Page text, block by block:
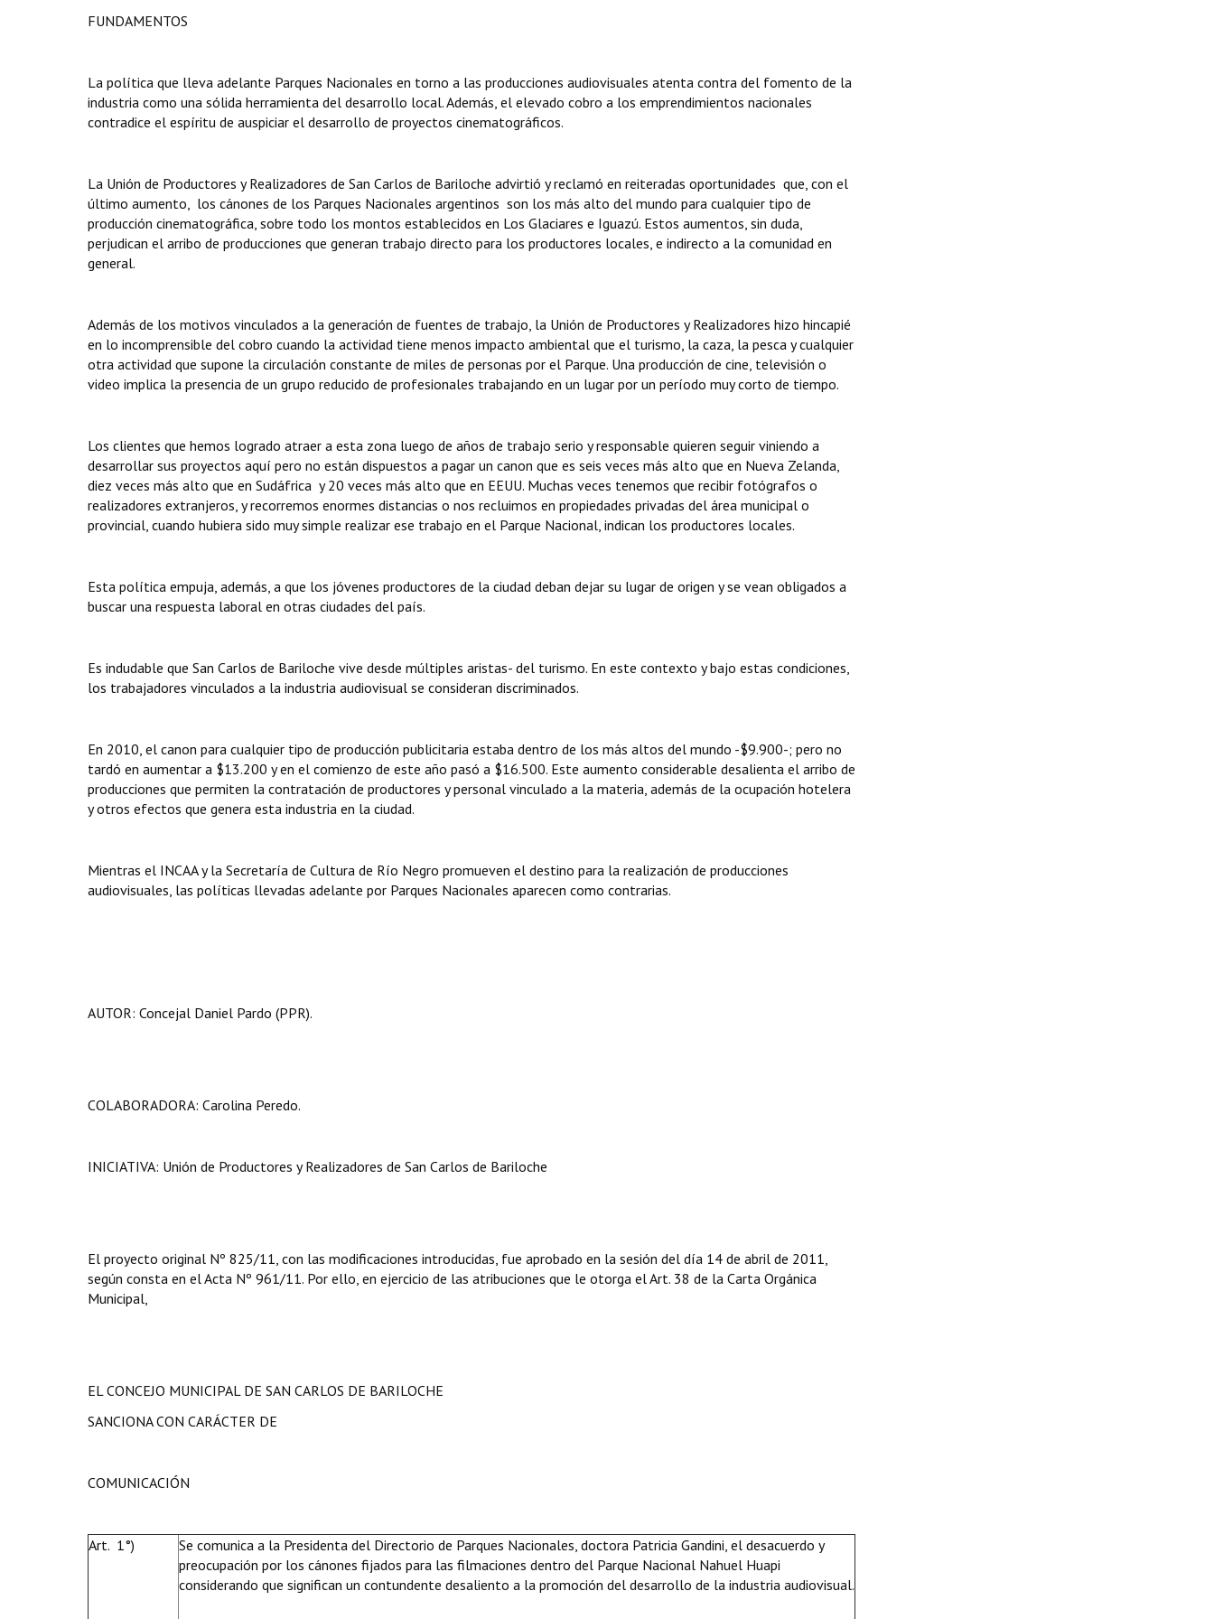
FUNDAMENTOS
La política que lleva adelante Parques Nacionales en torno a las producciones audiovisuales atenta contra del fomento de la
industria como una sólida herramienta del desarrollo local. Además, el elevado cobro a los emprendimientos nacionales
contradice el espíritu de auspiciar el desarrollo de proyectos cinematográficos.
La Unión de Productores y Realizadores de San Carlos de Bariloche advirtió y reclamó en reiteradas oportunidades que, con el
último aumento, los cánones de los Parques Nacionales argentinos son los más alto del mundo para cualquier tipo de
producción cinematográfica, sobre todo los montos establecidos en Los Glaciares e Iguazú. Estos aumentos, sin duda,
perjudican el arribo de producciones que generan trabajo directo para los productores locales, e indirecto a la comunidad en
general.
Además de los motivos vinculados a la generación de fuentes de trabajo, la Unión de Productores y Realizadores hizo hincapié
en lo incomprensible del cobro cuando la actividad tiene menos impacto ambiental que el turismo, la caza, la pesca y cualquier
otra actividad que supone la circulación constante de miles de personas por el Parque. Una producción de cine, televisión o
video implica la presencia de un grupo reducido de profesionales trabajando en un lugar por un período muy corto de tiempo.
Los clientes que hemos logrado atraer a esta zona luego de años de trabajo serio y responsable quieren seguir viniendo a
desarrollar sus proyectos aquí pero no están dispuestos a pagar un canon que es seis veces más alto que en Nueva Zelanda,
diez veces más alto que en Sudáfrica y 20 veces más alto que en EEUU. Muchas veces tenemos que recibir fotógrafos o
realizadores extranjeros, y recorremos enormes distancias o nos recluimos en propiedades privadas del área municipal o
provincial, cuando hubiera sido muy simple realizar ese trabajo en el Parque Nacional, indican los productores locales.
Esta política empuja, además, a que los jóvenes productores de la ciudad deban dejar su lugar de origen y se vean obligados a
buscar una respuesta laboral en otras ciudades del país.
Es indudable que San Carlos de Bariloche vive desde múltiples aristas- del turismo. En este contexto y bajo estas condiciones,
los trabajadores vinculados a la industria audiovisual se consideran discriminados.
En 2010, el canon para cualquier tipo de producción publicitaria estaba dentro de los más altos del mundo -$9.900-; pero no
tardó en aumentar a $13.200 y en el comienzo de este año pasó a $16.500. Este aumento considerable desalienta el arribo de
producciones que permiten la contratación de productores y personal vinculado a la materia, además de la ocupación hotelera
y otros efectos que genera esta industria en la ciudad.
Mientras el INCAA y la Secretaría de Cultura de Río Negro promueven el destino para la realización de producciones
audiovisuales, las políticas llevadas adelante por Parques Nacionales aparecen como contrarias.
AUTOR: Concejal Daniel Pardo (PPR).
COLABORADORA: Carolina Peredo.
INICIATIVA: Unión de Productores y Realizadores de San Carlos de Bariloche
El proyecto original Nº 825/11, con las modificaciones introducidas, fue aprobado en la sesión del día 14 de abril de 2011,
según consta en el Acta Nº 961/11. Por ello, en ejercicio de las atribuciones que le otorga el Art. 38 de la Carta Orgánica
Municipal,
EL CONCEJO MUNICIPAL DE SAN CARLOS DE BARILOCHE
SANCIONA CON CARÁCTER DE
COMUNICACIÓN
Art. 1°)
Se comunica a la Presidenta del Directorio de Parques Nacionales, doctora Patricia Gandini, el desacuerdo y
preocupación por los cánones fijados para las filmaciones dentro del Parque Nacional Nahuel Huapi
considerando que significan un contundente desaliento a la promoción del desarrollo de la industria audiovisual.